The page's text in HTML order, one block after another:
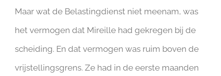
Maar wat de Belastingdienst niet meenam, was
het vermogen dat Mireille had gekregen bij de
scheiding. En dat vermogen was ruim boven de
vrijstellingsgrens. Ze had in de eerste maanden